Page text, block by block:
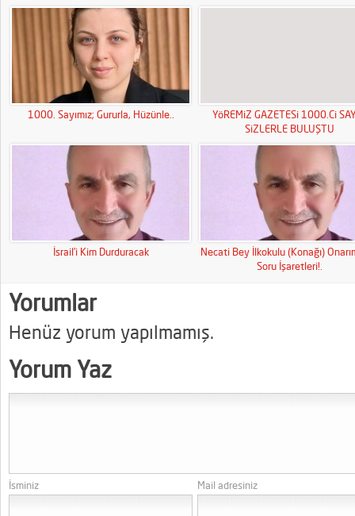
1000. Sayımız; Gururla, Hüzünle..
YöREMiZ GAZETESi 1000.Ci
SiZLERLE BULUŞTU
İsrail’i Kim Durduracak
Necati Bey İlkokulu (Konağı)
Soru İşaretleri!.
Yorumlar
Henüz yorum yapılmamış.
Yorum Yaz
İsminiz Mail adresiniz